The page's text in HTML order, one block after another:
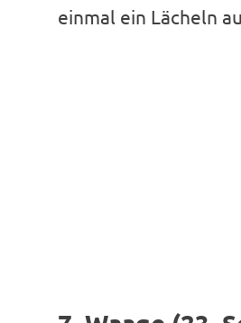
einmal ein Lächeln